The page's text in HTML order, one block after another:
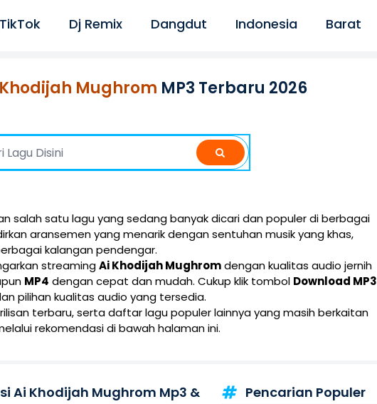
Dj Remix Dangdut Indonesia Barat
Mughrom MP3 Terbaru 2026
salah satu lagu yang sedang banyak dicari dan populer di berbagai
aransemen yang menarik dengan sentuhan musik yang khas,
kalangan pendengar.
streamingAi Khodijah Mughromdengan kualitas audio jernih
MP4 dengan cepat dan mudah. Cukup klik tombol Download MP3
pilihan kualitas audio yang tersedia.
terbaru, serta daftar lagu populer lainnya yang masih berkaitan
rekomendasi di bawah halaman ini.
Ai Khodijah Mughrom Mp3 &
Pencarian Populer